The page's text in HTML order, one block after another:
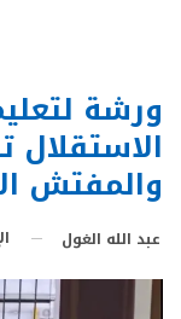
ورشة
والمفتش
عبد الله الغول